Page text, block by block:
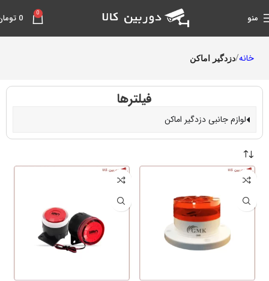
منو 0
0
خانه دزدگیر اماکن
فیلترها
لوازم جانبی دزدگیر اماکن